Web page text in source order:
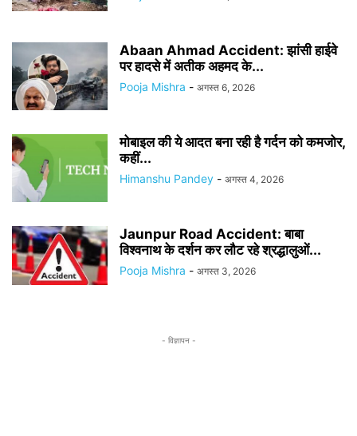
Abaan Ahmad Accident: झांसी हाईवे
पर हादसे में अतीक अहमद के...
Pooja Mishra - अगस्त 6, 2026
मोबाइल की ये आदत बना रही है गर्दन को कमजोर,
कहीं...
Himanshu Pandey - अगस्त 4, 2026
Jaunpur Road Accident: बाबा
विश्वनाथ के दर्शन कर लौट रहे श्रद्धालुओं...
Pooja Mishra - अगस्त 3, 2026
- विज्ञापन -